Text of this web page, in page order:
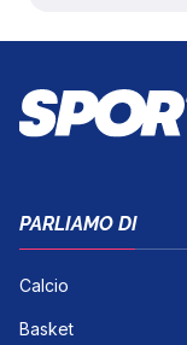
PARLIAMO DI
Calcio
Basket